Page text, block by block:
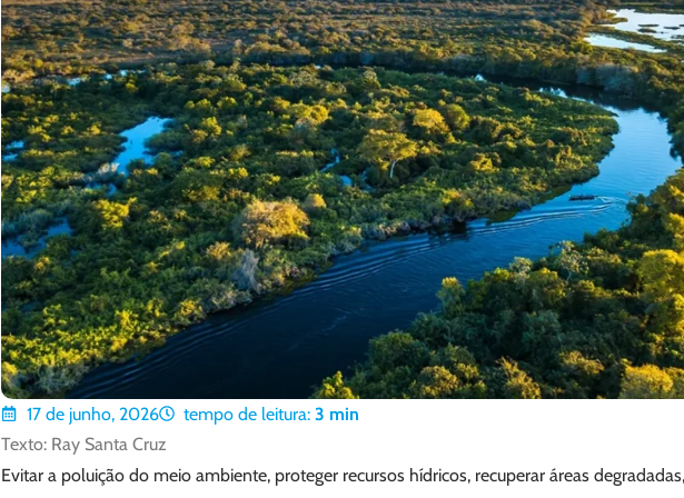
17 de junho, 2026 tempo de leitura: 3 min
Texto: Ray Santa Cruz
Evitar a poluição do meio ambiente, proteger recursos hídricos, recuperar áreas